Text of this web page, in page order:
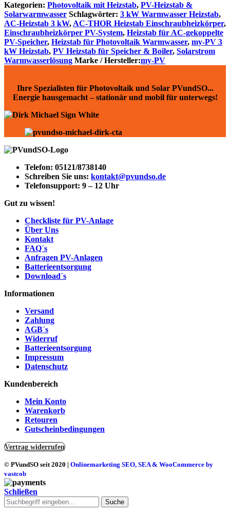
Kategorien: Photovoltaik mit Heizstab, PV-Heizstab &
Solarwarmwasser Schlagwörter: 3 kW Warmwasser Heizstab,
AC-Heizstab 3 kW, AC-THOR Heizstab Einschraubheizkörper,
Einschraubheizkörper PV-System, Heizstab für AC-gekoppelte
PV-Speicher, Heizstab für Photovoltaik Warmwasser, my-PV 3
kW Heizstab, PV Heizstab für Speicher & Boiler, Solarstrom
Warmwasserlösung Marke / Hersteller:my-PV
Ihre Spezialisten für Photovoltaik und Solar PVundSO...
Energie hausgemacht – stationär und mobil für unterwegs!
Telefon: 05121/8738140
Schreiben Sie uns: kontakt@pvundso.de
Telefonsupport: 9 – 12 Uhr
Gut zu wissen!
Checkliste für PV-Anlage
Über Uns
Kontakt
FAQ´s
Anfragen PV-Anlagen
Batterieentsorgung
Download´s
Informationen
Versand
Zahlung
AGB´s
Widerruf
Batterieentsorgung
Impressum
Datenschutz
Kundenbereich
Mein Konto
Warenkorb
Retouren
Gutscheinbedingungen
Vertrag widerrufen
© PVundSO seit 2020 | Onlinemarketing SEO, SEA & WooCommerce by
vastcob
Schließen
Suche